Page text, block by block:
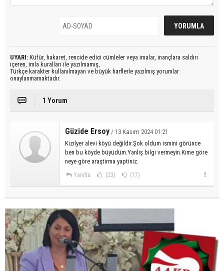
UYARI: Küfür, hakaret, rencide edici cümleler veya imalar, inançlara saldırı
içeren, imla kuralları ile yazılmamış,
Türkçe karakter kullanılmayan ve büyük harflerle yazılmış yorumlar
onaylanmamaktadır.
1 Yorum
Güzide Ersoy / 13 Kasım 2024 01:21
Kızılyer alevi köyü değildir.Şok oldum ismini görünce
ben bu köyde büyüdüm.Yanliş bilgi vermeyin.Kıme göre
neye göre araştirma yaptiniz.
Yanıtla (23) (17)